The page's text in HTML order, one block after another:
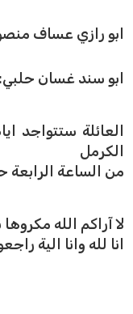
ابو رازي عساف
ابو سند غسان حلبي: 0523858442
العائلة ستتواجد
الكرمل
من الساعة الرابعة
لا آراكم الله مكروها
انا لله وانا الية